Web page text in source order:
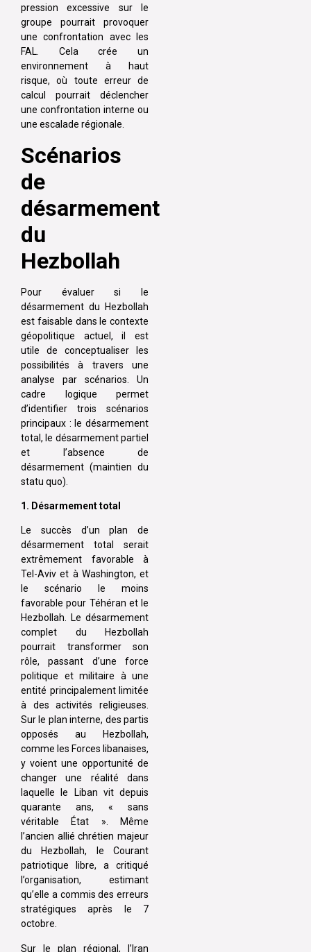
pression excessive sur le
groupe pourrait provoquer
une confrontation avec les
FAL. Cela crée un
environnement à haut
risque, où toute erreur de
calcul pourrait déclencher
une confrontation interne ou
une escalade régionale.
Scénarios
de
désarmement
du
Hezbollah
Pour évaluer si le
désarmement du Hezbollah
est faisable dans le contexte
géopolitique actuel, il est
utile de conceptualiser les
possibilités à travers une
analyse par scénarios. Un
cadre logique permet
d’identifier trois scénarios
principaux : le désarmement
total, le désarmement partiel
et l’absence de
désarmement (maintien du
statu quo).
1. Désarmement total
Le succès d’un plan de
désarmement total serait
extrêmement favorable à
Tel-Aviv et à Washington, et
le scénario le moins
favorable pour Téhéran et le
Hezbollah. Le désarmement
complet du Hezbollah
pourrait transformer son
rôle, passant d’une force
politique et militaire à une
entité principalement limitée
à des activités religieuses.
Sur le plan interne, des partis
opposés au Hezbollah,
comme les Forces libanaises,
y voient une opportunité de
changer une réalité dans
laquelle le Liban vit depuis
quarante ans, « sans
véritable État ». Même
l’ancien allié chrétien majeur
du Hezbollah, le Courant
patriotique libre, a critiqué
l’organisation, estimant
qu’elle a commis des erreurs
stratégiques après le 7
octobre.
Sur le plan régional, l’Iran